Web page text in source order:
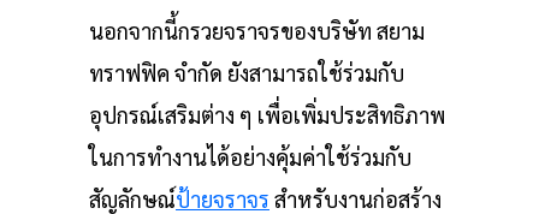
นอกจากนี้กรวยจราจรของบริษัท สยาม
ทราฟฟิค จำกัด ยังสามารถใช้ร่วมกับ
อุปกรณ์เสริมต่าง ๆ เพื่อเพิ่มประสิทธิภาพ
ในการทำงานได้อย่างคุ้มค่าใช้ร่วมกับ
สัญลักษณ์ป้ายจราจร สำหรับงานก่อสร้าง